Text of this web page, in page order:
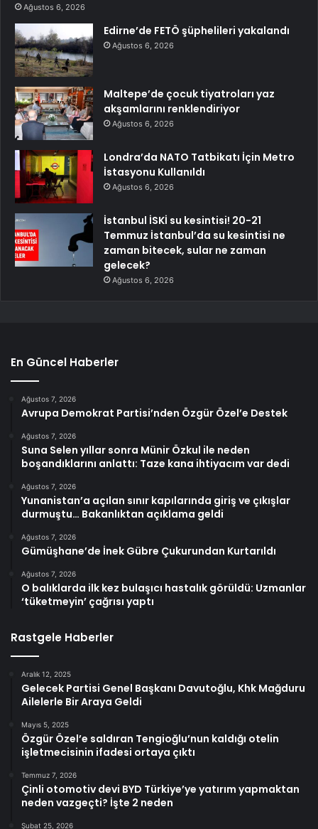
Ağustos 6, 2026
Edirne’de FETÖ şüphelileri yakalandı
Ağustos 6, 2026
Maltepe’de çocuk tiyatroları yaz
akşamlarını renklendiriyor
Ağustos 6, 2026
Londra’da NATO Tatbikatı İçin Metro
İstasyonu Kullanıldı
Ağustos 6, 2026
İstanbul İSKİ su kesintisi! 20-21
Temmuz İstanbul’da su kesintisi ne
zaman bitecek, sular ne zaman
gelecek?
Ağustos 6, 2026
En Güncel Haberler
Ağustos 7, 2026
Avrupa Demokrat Partisi’nden Özgür Özel’e Destek
Ağustos 7, 2026
Suna Selen yıllar sonra Münir Özkul ile neden
boşandıklarını anlattı: Taze kana ihtiyacım var dedi
Ağustos 7, 2026
Yunanistan’a açılan sınır kapılarında giriş ve çıkışlar
durmuştu… Bakanlıktan açıklama geldi
Ağustos 7, 2026
Gümüşhane’de İnek Gübre Çukurundan Kurtarıldı
Ağustos 7, 2026
O balıklarda ilk kez bulaşıcı hastalık görüldü: Uzmanlar
‘tüketmeyin’ çağrısı yaptı
Rastgele Haberler
Aralık 12, 2025
Gelecek Partisi Genel Başkanı Davutoğlu, Khk Mağduru
Ailelerle Bir Araya Geldi
Mayıs 5, 2025
Özgür Özel’e saldıran Tengioğlu’nun kaldığı otelin
işletmecisinin ifadesi ortaya çıktı
Temmuz 7, 2026
Çinli otomotiv devi BYD Türkiye’ye yatırım yapmaktan
neden vazgeçti? İşte 2 neden
Şubat 25, 2026